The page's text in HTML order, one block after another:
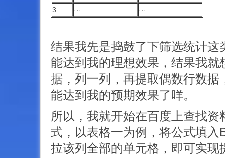
3
··· ···
结果我先是捣鼓了下筛选统计这
能达到我的理想效果，结果我就
据，列一列，再提取偶数行数据
能达到我的预期效果了咩。
所以，我就开始在百度上查找资
式，以表格一为例，将公式填入
拉该列全部的单元格，即可实现